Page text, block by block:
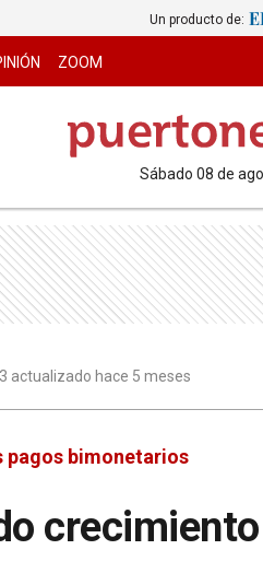
Un producto de:
ZOOM
sábado 08 de
actualizado hace 5 meses
pagos bimonetarios
crecimiento